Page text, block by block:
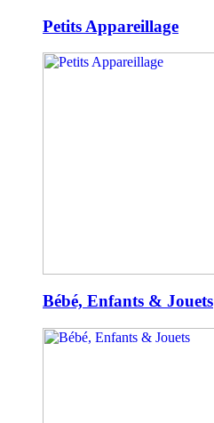
Petits Appareillage
Bébé, Enfants & Jouets